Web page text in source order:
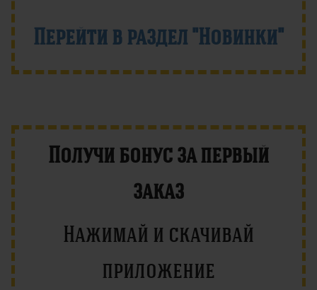
Перейти в раздел "Новинки"
Получи бонус за первый
заказ
Нажимай и скачивай
приложение